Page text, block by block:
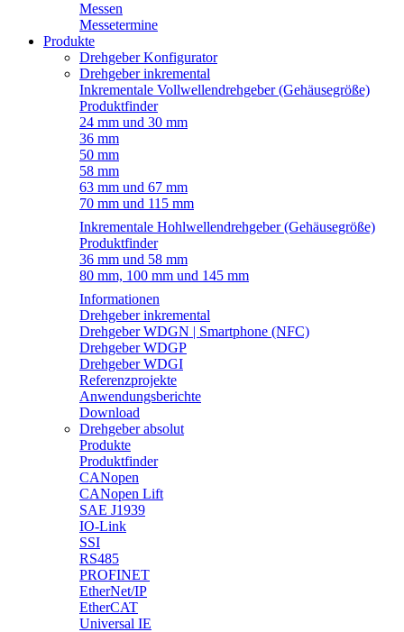
Messen
Messetermine
Produkte
Drehgeber Konfigurator
Drehgeber inkremental
Inkrementale Vollwellendrehgeber (Gehäusegröße)
Produktfinder
24 mm und 30 mm
36 mm
50 mm
58 mm
63 mm und 67 mm
70 mm und 115 mm
Inkrementale Hohlwellendrehgeber (Gehäusegröße)
Produktfinder
36 mm und 58 mm
80 mm, 100 mm und 145 mm
Informationen
Drehgeber inkremental
Drehgeber WDGN | Smartphone (NFC)
Drehgeber WDGP
Drehgeber WDGI
Referenzprojekte
Anwendungsberichte
Download
Drehgeber absolut
Produkte
Produktfinder
CANopen
CANopen Lift
SAE J1939
IO-Link
SSI
RS485
PROFINET
EtherNet/IP
EtherCAT
Universal IE